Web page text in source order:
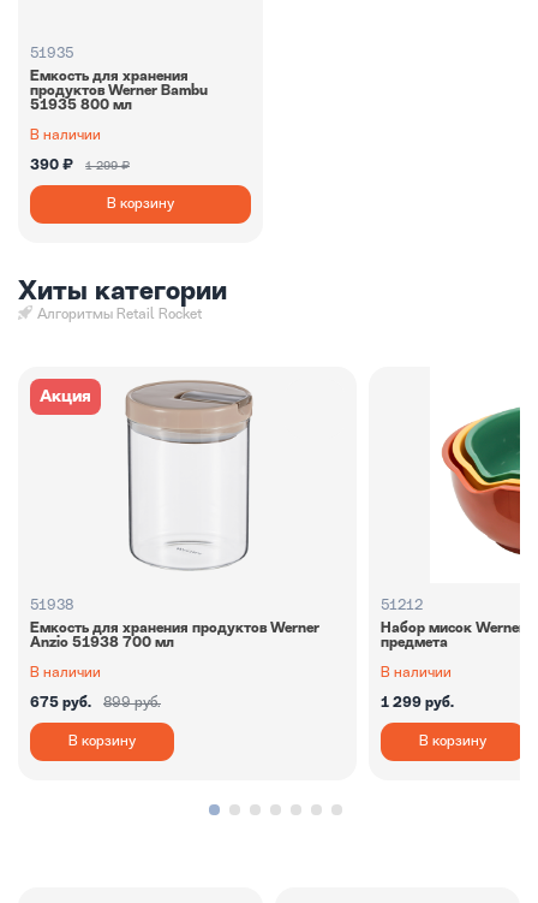
51935
Емкость для хранения
продуктов Werner Bambu
51935 800 мл
В наличии
390 ₽ 1 299 ₽
В корзину
Хиты категории
Алгоритмы Retail Rocket
Акция
51938
Емкость для хранения продуктов Werner
Anzio 51938 700 мл
В наличии
675 руб. 899 руб.
В корзину
51212
Набор мисок Werner
предмета
В наличии
1 299 руб.
В корзину